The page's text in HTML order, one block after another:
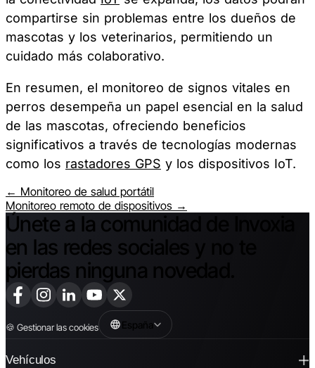
compartirse sin problemas entre los dueños de
mascotas y los veterinarios, permitiendo un
cuidado más colaborativo.
En resumen, el monitoreo de signos vitales en
perros desempeña un papel esencial en la salud
de las mascotas, ofreciendo beneficios
significativos a través de tecnologías modernas
como los rastadores GPS y los dispositivos IoT.
← Monitoreo de salud portátil
Monitoreo remoto de dispositivos →
Únete a la comunidad de Invoxia
en las redes sociales y no te
pierdas ninguna novedad.
🍪 Gestionar las cookies España
Vehículos